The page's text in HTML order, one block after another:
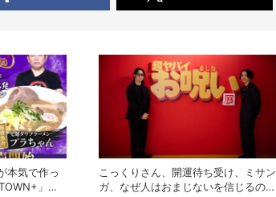
本気で作っ
」発
こっくりさん、開運待ち受け、ミサン
ガ、なぜ人はおまじないを信じるの